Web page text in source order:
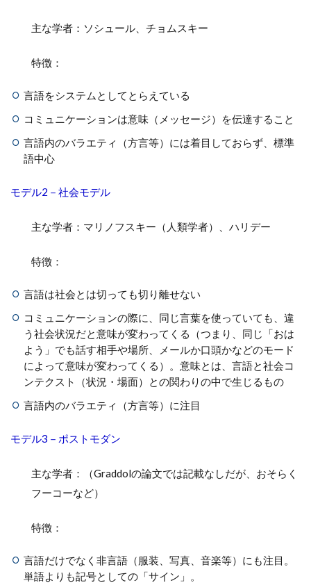
主な学者：ソシュール、チョムスキー
特徴：
言語をシステムとしてとらえている
コミュニケーションは意味（メッセージ）を伝達すること
言語内のバラエティ（方言等）には着目しておらず、標準
語中心
モデル2－社会モデル
主な学者：マリノフスキー（人類学者）、ハリデー
特徴：
言語は社会とは切っても切り離せない
コミュニケーションの際に、同じ言葉を使っていても、違
う社会状況だと意味が変わってくる（つまり、同じ「おは
よう」でも話す相手や場所、メールか口頭かなどのモード
によって意味が変わってくる）。意味とは、言語と社会コ
ンテクスト（状況・場面）との関わりの中で生じるもの
言語内のバラエティ（方言等）に注目
モデル3－ポストモダン
主な学者：（Graddolの論文では記載なしだが、おそらく
フーコーなど）
特徴：
言語だけでなく非言語（服装、写真、音楽等）にも注目。
単語よりも記号としての「サイン」。